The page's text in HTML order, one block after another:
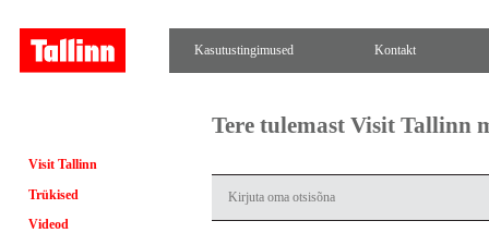
Kasutustingimused Kontakt
Visit Tallinn
Trükised
Videod
Tere tulemast Visit Tallinn